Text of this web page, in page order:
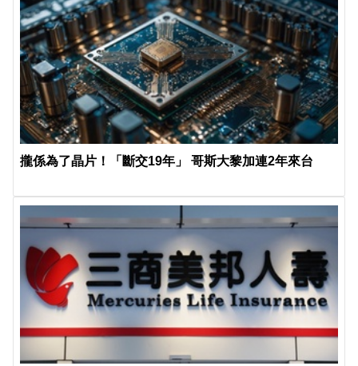
攏係為了晶片！「斷交19年」 哥斯大黎加連2年來台